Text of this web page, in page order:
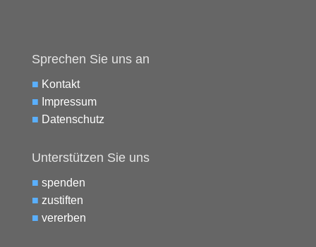
Sprechen Sie uns an
■ Kontakt
■ Impressum
■ Datenschutz
Unterstützen Sie uns
■ spenden
■ zustiften
■ vererben